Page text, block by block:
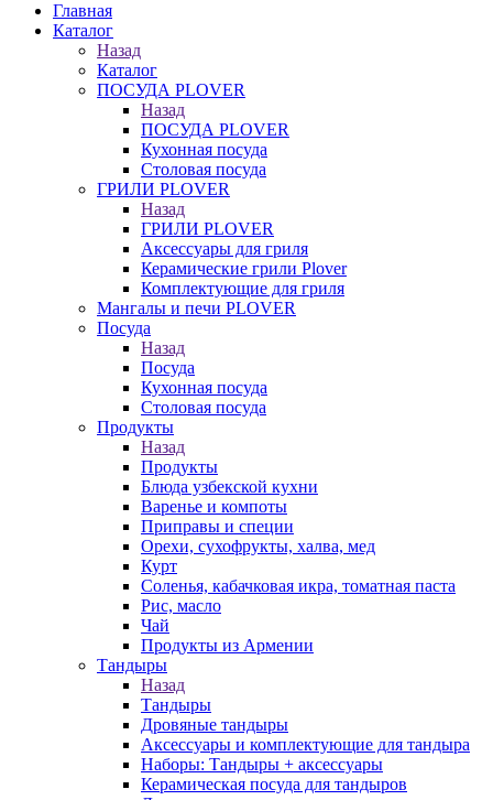
Главная
Каталог
Назад
Каталог
ПОСУДА PLOVER
Назад
ПОСУДА PLOVER
Кухонная посуда
Столовая посуда
ГРИЛИ PLOVER
Назад
ГРИЛИ PLOVER
Аксессуары для гриля
Керамические грили Plover
Комплектующие для гриля
Мангалы и печи PLOVER
Посуда
Назад
Посуда
Кухонная посуда
Столовая посуда
Продукты
Назад
Продукты
Блюда узбекской кухни
Варенье и компоты
Приправы и специи
Орехи, сухофрукты, халва, мед
Курт
Соленья, кабачковая икра, томатная паста
Рис, масло
Чай
Продукты из Армении
Тандыры
Назад
Тандыры
Дровяные тандыры
Аксессуары и комплектующие для тандыра
Наборы: Тандыры + аксессуары
Керамическая посуда для тандыров